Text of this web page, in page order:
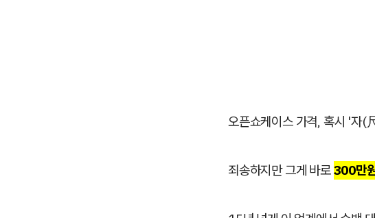
오픈쇼케이스 가격, 혹시 '자(
죄송하지만 그게 바로300만